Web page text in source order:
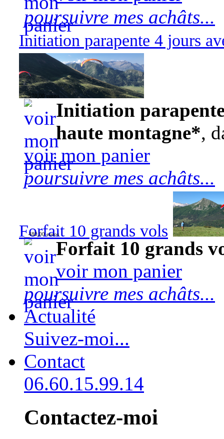
poursuivre mes achâts...
Initiation parapente 4 jours
570,00 euros
Initiation
haute montagne*,
voir mon panier
poursuivre mes achâts...
Forfait 10 grands vols
480,00 euros
Forfait 10 grands
voir mon panier
poursuivre mes achâts...
Actualité
Suivez-moi...
Contact
06.60.15.99.14
Contactez-moi